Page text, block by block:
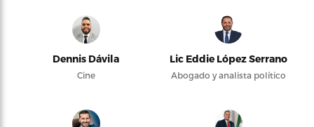
Dennis Dávila
Cine
Lic Eddie López Serrano
Abogado y analista político